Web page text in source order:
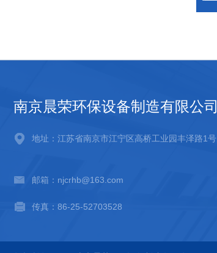
南京晨荣环保设备制造有限公司
地址：江苏省南京市江宁区高桥工业园丰泽路1号
邮箱：njcrhb@163.com
传真：86-25-52703528